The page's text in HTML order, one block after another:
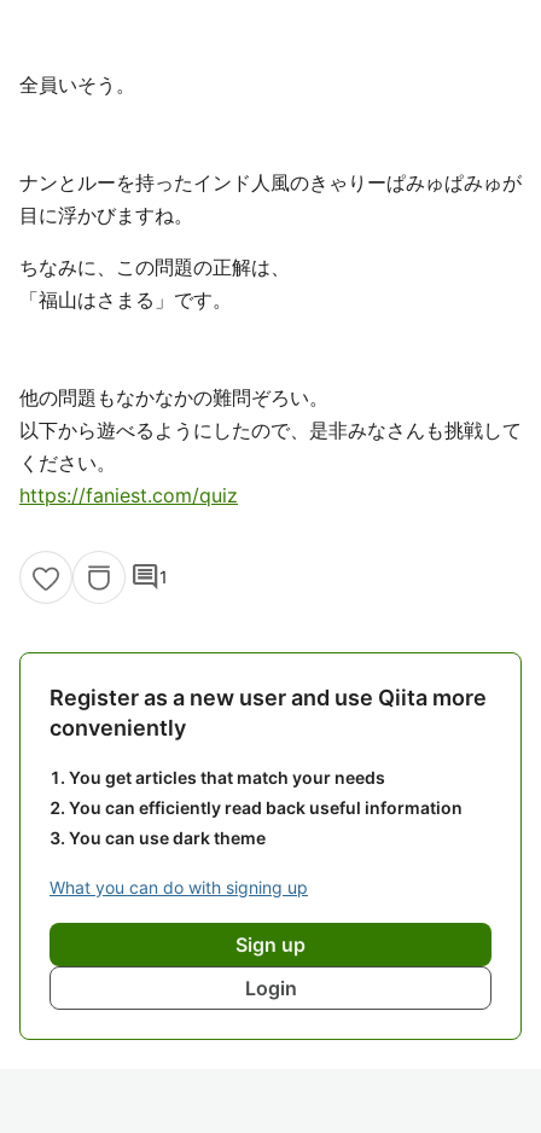
全員いそう。
ナンとルーを持ったインド人風のきゃりーぱみゅぱみゅが
目に浮かびますね。
ちなみに、この問題の正解は、
「福山はさまる」です。
他の問題もなかなかの難問ぞろい。
以下から遊べるようにしたので、是非みなさんも挑戦して
ください。
https://faniest.com/quiz
comment1
Register as a new user and use Qiita more
conveniently
You get articles that match your needs
You can efficiently read back useful information
You can use dark theme
What you can do with signing up
Sign up
Login